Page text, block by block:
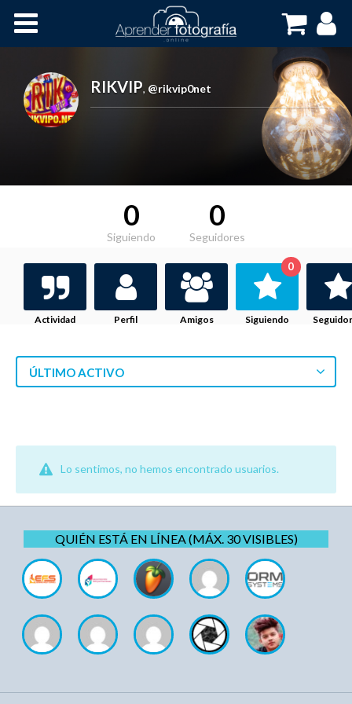
Cursos OnLine
RIKVIP, @rikvip0net
0
Siguiendo
0
Seguidores
Actividad Perfil Amigos Siguiendo
0
ÚLTIMO ACTIVO
Lo sentimos, no hemos encontrado usuarios.
QUIÉN ESTÁ EN LÍNEA (MÁX. 30 VISIBLES)